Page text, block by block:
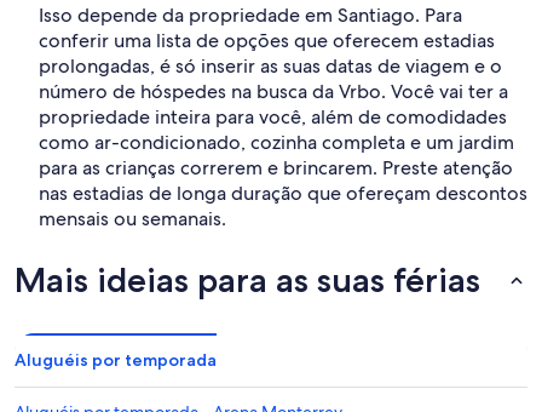
Isso depende da propriedade em Santiago. Para
conferir uma lista de opções que oferecem estadias
prolongadas, é só inserir as suas datas de viagem e o
número de hóspedes na busca da Vrbo. Você vai ter a
propriedade inteira para você, além de comodidades
como ar-condicionado, cozinha completa e um jardim
para as crianças correrem e brincarem. Preste atenção
nas estadias de longa duração que ofereçam descontos
mensais ou semanais.
Mais ideias para as suas férias
Aluguéis por temporada